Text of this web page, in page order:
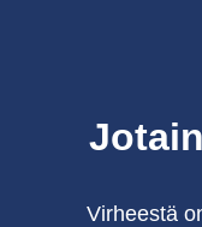
Virheestä